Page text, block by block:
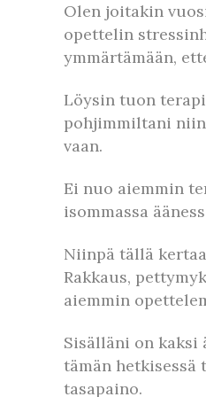
Olen joitakin
opettelin
ymmärtämään,
Löysin tuon
pohjimmiltani
vaan.
Ei nuo aiemmin
isommassa
Niinpä tällä
Rakkaus,
aiemmin
Sisälläni on kaksi
tämän
tasapaino.